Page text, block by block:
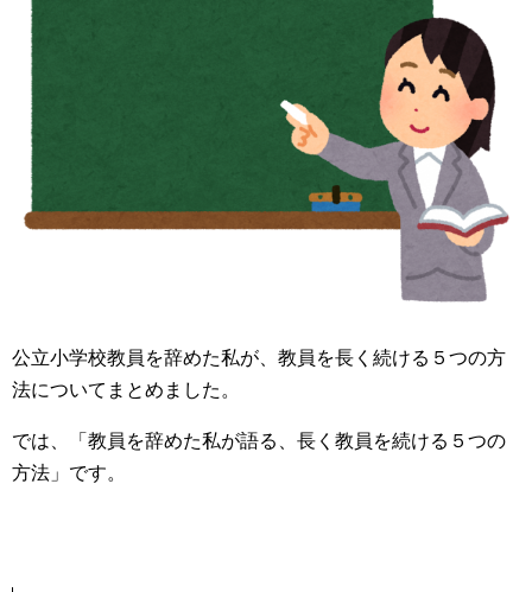
公立小学校教員を辞めた私が、教員を長く続ける５つの方
法についてまとめました。
では、「教員を辞めた私が語る、長く教員を続ける５つの
方法」です。